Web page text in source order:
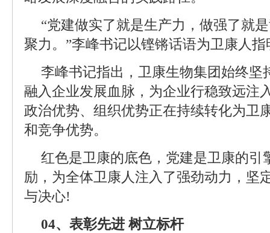
“党建做实了就是生产力，做强了就
聚力。”李峰书记以铿锵话语为卫康人指
李峰书记指出，卫康生物集团始终坚
融入企业发展血脉，为企业行稳致远注
政治优势、组织优势正在持续转化为卫
和竞争优势。
红色是卫康的底色，党建是卫康的引
励，为全体卫康人注入了强劲动力，坚
与决心!
04、表彰先进 树立标杆